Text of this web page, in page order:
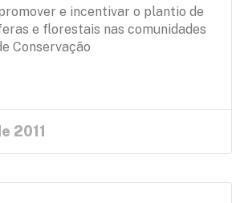
e incentivar o plantio de
e florestais nas comunidades
Conservação
2011